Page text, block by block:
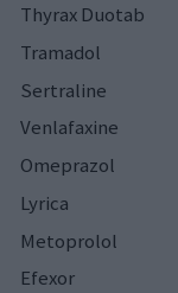
Thyrax Duotab
Tramadol
Sertraline
Venlafaxine
Omeprazol
Lyrica
Metoprolol
Efexor